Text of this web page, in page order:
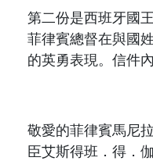
第二份是西班牙國
菲律賓總督在與國
的英勇表現。信件
敬愛的菲律賓馬尼
臣艾斯得班．得．